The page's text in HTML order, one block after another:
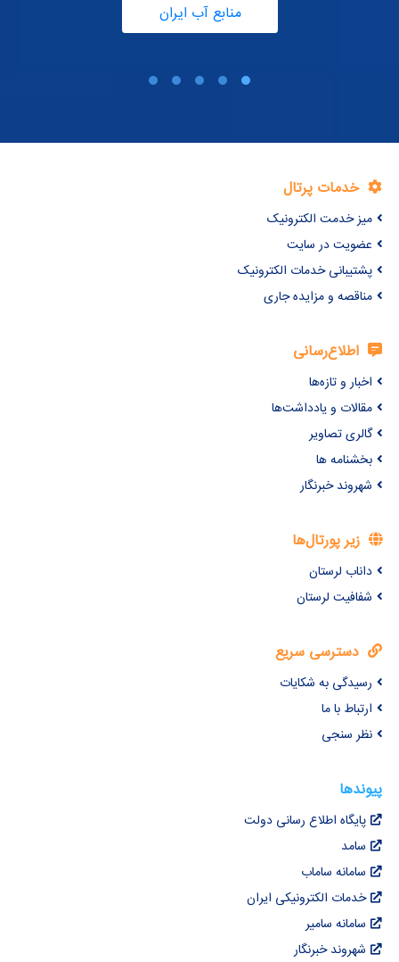
منابع آب ایران
خدمات پرتال
میز خدمت الکترونیک
عضویت در سایت
پشتیبانی خدمات الکترونیک
مناقصه و مزایده جاری
اطلاع‌رسانی
اخبار و تازه‌ها
مقالات و یادداشت‌ها
گالری تصاویر
بخشنامه ها
شهروند خبرنگار
زیر پورتال‌ها
داناب لرستان
شفافیت لرستان
دسترسی سریع
رسیدگی به شکایات
ارتباط با ما
نظر سنجی
پیوندها
پایگاه اطلاع رسانی دولت
سامد
سامانه ساماب
خدمات الکترونیکی ایران
سامانه سامیر
شهروند خبرنگار